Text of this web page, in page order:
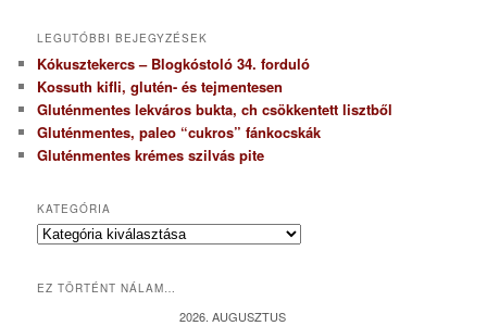
LEGUTÓBBI BEJEGYZÉSEK
Kókusztekercs – Blogkóstoló 34. forduló
Kossuth kifli, glutén- és tejmentesen
Gluténmentes lekváros bukta, ch csökkentett lisztből
Gluténmentes, paleo “cukros” fánkocskák
Gluténmentes krémes szilvás pite
KATEGÓRIA
K
e
EZ TÖRTÉNT NÁLAM…
2026. AUGUSZTUS